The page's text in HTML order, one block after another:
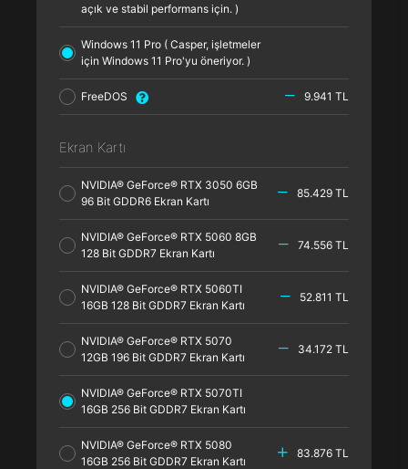
açık ve stabil performans için. )
Windows 11 Pro ( Casper, işletmeler
için Windows 11 Pro'yu öneriyor. )
FreeDOS 9.941 TL
Ekran Kartı
NVIDIA® GeForce® RTX 3050 6GB
96 Bit GDDR6 Ekran Kartı
85.429 TL
NVIDIA® GeForce® RTX 5060 8GB
128 Bit GDDR7 Ekran Kartı
74.556 TL
NVIDIA® GeForce® RTX 5060TI
16GB 128 Bit GDDR7 Ekran Kartı
52.811 TL
NVIDIA® GeForce® RTX 5070
12GB 196 Bit GDDR7 Ekran Kartı
34.172 TL
NVIDIA® GeForce® RTX 5070TI
16GB 256 Bit GDDR7 Ekran Kartı
NVIDIA® GeForce® RTX 5080
16GB 256 Bit GDDR7 Ekran Kartı
83.876 TL